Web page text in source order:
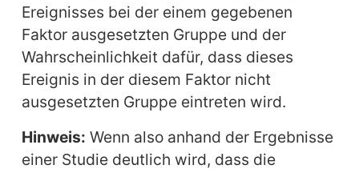
Ereignisses bei der einem gegebenen
Faktor ausgesetzten Gruppe und der
Wahrscheinlichkeit dafür, dass dieses
Ereignis in der diesem Faktor nicht
ausgesetzten Gruppe eintreten wird.
Hinweis: Wenn also anhand der Ergebnisse
einer Studie deutlich wird, dass die